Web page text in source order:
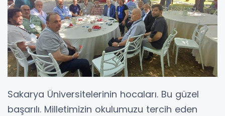
Sakarya Üniversitelerinin hocaları. Bu güzel
başarılı. Milletimizin okulumuzu tercih eden